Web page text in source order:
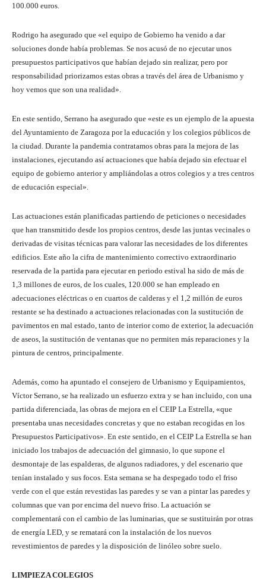
100.000 euros.
Rodrigo ha asegurado que «el equipo de Gobierno ha venido a dar
soluciones donde había problemas. Se nos acusó de no ejecutar unos
presupuestos participativos que habían dejado sin realizar, pero por
responsabilidad priorizamos estas obras a través del área de Urbanismo y
hoy vemos que son una realidad».
En este sentido, Serrano ha asegurado que «este es un ejemplo de la apuesta
del Ayuntamiento de Zaragoza por la educación y los colegios públicos de
la ciudad. Durante la pandemia contratamos obras para la mejora de las
instalaciones, ejecutando así actuaciones que había dejado sin efectuar el
equipo de gobierno anterior y ampliándolas a otros colegios y a tres centros
de educación especial».
Las actuaciones están planificadas partiendo de peticiones o necesidades
que han transmitido desde los propios centros, desde las juntas vecinales o
derivadas de visitas técnicas para valorar las necesidades de los diferentes
edificios. Este año la cifra de mantenimiento correctivo extraordinario
reservada de la partida para ejecutar en periodo estival ha sido de más de
1,3 millones de euros, de los cuales, 120.000 se han empleado en
adecuaciones eléctricas o en cuartos de calderas y el 1,2 millón de euros
restante se ha destinado a actuaciones relacionadas con la sustitución de
pavimentos en mal estado, tanto de interior como de exterior, la adecuación
de aseos, la sustitución de ventanas que no permiten más reparaciones y la
pintura de centros, principalmente.
Además, como ha apuntado el consejero de Urbanismo y Equipamientos,
Víctor Serrano, se ha realizado un esfuerzo extra y se han incluido, con una
partida diferenciada, las obras de mejora en el CEIP La Estrella, «que
presentaba unas necesidades concretas y que no estaban recogidas en los
Presupuestos Participativos». En este sentido, en el CEIP La Estrella se han
iniciado los trabajos de adecuación del gimnasio, lo que supone el
desmontaje de las espalderas, de algunos radiadores, y del escenario que
tenían instalado y sus focos. Esta semana se ha despegado todo el friso
verde con el que están revestidas las paredes y se van a pintar las paredes y
columnas que van por encima del nuevo friso. La actuación se
complementará con el cambio de las luminarias, que se sustituirán por otras
de energía LED, y se rematará con la instalación de los nuevos
revestimientos de paredes y la disposición de linóleo sobre suelo.
LIMPIEZA COLEGIOS